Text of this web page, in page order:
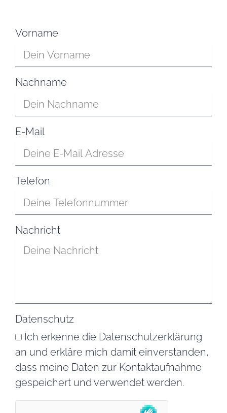
Vorname
Nachname
E-Mail
Telefon
Nachricht
Datenschutz
Ich erkenne die Datenschutzerklärung
an und erkläre mich damit einverstanden,
dass meine Daten zur Kontaktaufnahme
gespeichert und verwendet werden.